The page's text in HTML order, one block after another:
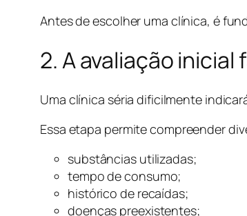
Antes de escolher uma clínica, é
2. A avaliação inicial
Uma clínica séria dificilmente
Essa etapa permite compreender
substâncias utilizadas;
tempo de consumo;
histórico de recaídas;
doenças preexistentes;